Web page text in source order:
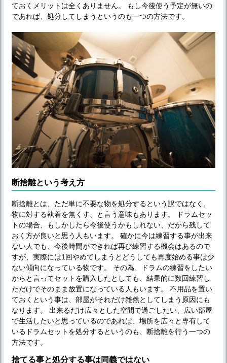
ておくメリットは全くありません。 もし今後使う予定が無いの
であれば、処分してしまうというのも一つの方法です。
断捨離という考え方
断捨離とは、ただ単に不要な物を処分するという訳ではなく、
物に対する執着を無くす、と言う意味もあります。 ドラムセッ
トの場合、もしかしたら今後使うかもしれない、だから残して
おく方が良いと思う人もいます。 確かに今は練習する事が出来
ない人でも、今後時間ができれば再び練習する機会はあるので
すが、実際には1回やめてしまうとどうしても再度始める事は少
ない傾向になっている物です。 その為、ドラムの練習をしたい
からと言ってセットを購入したとしても、結果的に数回練習し
ただけでそのまま放置になっている人もいます。 不用品を置い
ておくという事は、部屋がそれだけ雑然としてしまう原因にも
なります。 出来るだけ広々とした空間で過ごしたい、広い部屋
で生活したいと思っているのであれば、場所を広々と専有して
いるドラムセットを処分するというのも、断捨離を行う一つの
方法です。
捨てる事と処分する事は同義ではない